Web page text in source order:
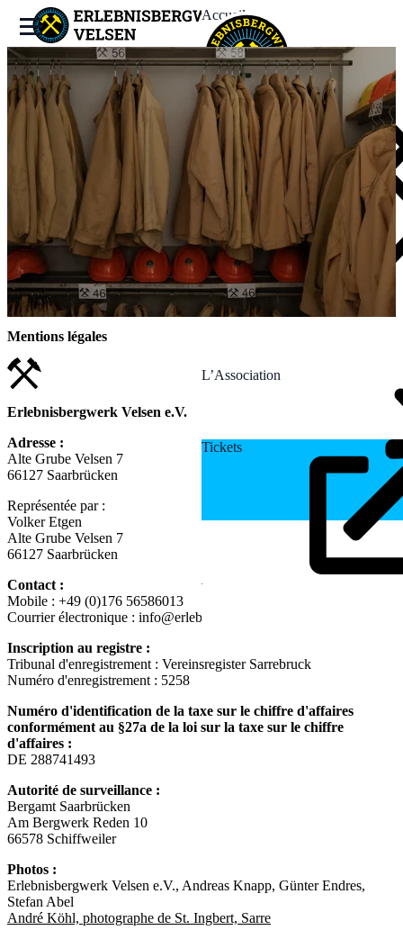
Accueil
La Mine
Expériences
Événements
News
L’Association
Tickets
Mentions légales
Erlebnisbergwerk Velsen e.V.
Adresse :
Alte Grube Velsen 7
66127 Saarbrücken
Représentée par :
Volker Etgen
Alte Grube Velsen 7
66127 Saarbrücken
Contact :
Mobile : +49 (0)176 56586013
Courrier électronique : info@erlebnisbergwerkvelsen.de
Inscription au registre :
Tribunal d'enregistrement : Vereinsregister Sarrebruck
Numéro d'enregistrement : 5258
Numéro d'identification de la taxe sur le chiffre d'affaires
conformément au §27a de la loi sur la taxe sur le chiffre
d'affaires :
DE 288741493
Autorité de surveillance :
Bergamt Saarbrücken
Am Bergwerk Reden 10
66578 Schiffweiler
Photos :
Erlebnisbergwerk Velsen e.V., Andreas Knapp, Günter Endres,
Stefan Abel
André Köhl, photographe de St. Ingbert, Sarre